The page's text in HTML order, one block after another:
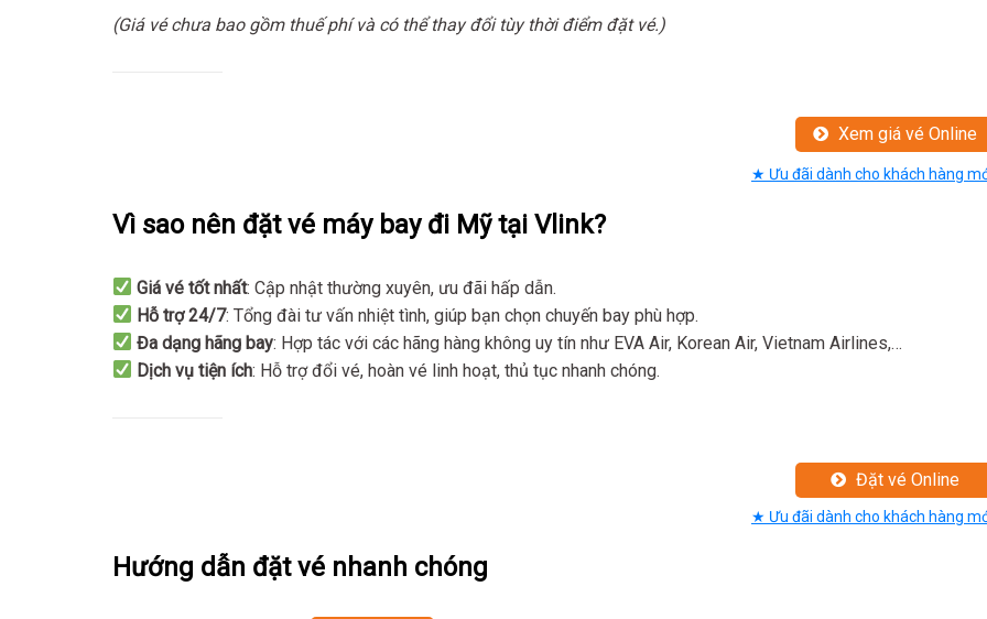
(Giá vé chưa bao gồm thuế phí và có thể thay đổi tùy thời điểm đặt vé.)
Xem giá vé Online
★ Ưu đãi dành cho khách hàng
Vì sao nên đặt vé máy bay đi Mỹ tại Vlink?
Giá vé tốt nhất: Cập nhật thường xuyên, ưu đãi hấp dẫn.
Hỗ trợ 24/7: Tổng đài tư vấn nhiệt tình, giúp bạn chọn chuyến bay phù hợp.
Đa dạng hãng bay: Hợp tác với các hãng hàng không uy tín như EVA Air, Korean Air, Vietnam Airlines,…
Dịch vụ tiện ích: Hỗ trợ đổi vé, hoàn vé linh hoạt, thủ tục nhanh chóng.
Đặt vé Online
★ Ưu đãi dành cho khách hàng
Hướng dẫn đặt vé nhanh chóng